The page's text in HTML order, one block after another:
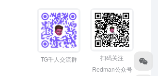
TG千人交流群
扫码关注
Redman公众号